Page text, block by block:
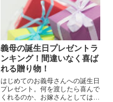
義母の誕生日プレゼントラ
ンキング！間違いなく喜ば
れる贈り物！
はじめてのお義母さんへの誕生日
プレゼント。何を渡したら喜んで
くれるのか、お嫁さんとしてはと